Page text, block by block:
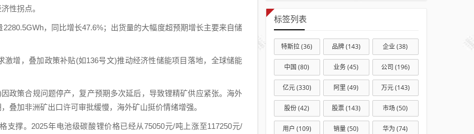
性拐点。
，同比增长47.6%；出货量的大幅度超预期增长主要来自储
激增，叠加政策补贴(如136号文)推动经济性储能项目落地，全球储能
政策合规问题停产，复产预期多次延后，导致锂精矿供应紧张。海外
叠加非洲矿出口许可审批缓慢，海外矿山挺价情绪增强。
支撑。2025年电池级碳酸锂价格已经从75050元/吨上涨至117250元/
标签列表
特斯拉(36) 品牌(143) 企业(38)
中国 (80) 业务(45) 公司 (196)
亿元(330) 阿里 (49) 万元(143)
股份(42) 股票(143) 市场(50)
用户 (109) 销量(50) 华为 (74)